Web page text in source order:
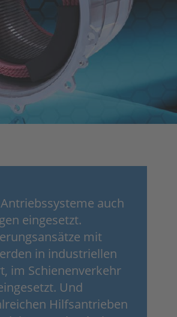
auch
eingesetzt.
mit
in industriellen
im Schienenverkehr
Und
Hilfsantrieben